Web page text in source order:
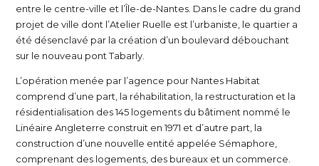
entre le centre-ville et l’Île-de-Nantes. Dans le cadre du grand
projet de ville dont l’Atelier Ruelle est l’urbaniste, le quartier a
été désenclavé par la création d’un boulevard débouchant
sur le nouveau pont Tabarly.
L’opération menée par l’agence pour Nantes Habitat
comprend d’une part, la réhabilitation, la restructuration et la
résidentialisation des 145 logements du bâtiment nommé le
Linéaire Angleterre construit en 1971 et d’autre part, la
construction d’une nouvelle entité appelée Sémaphore,
comprenant des logements, des bureaux et un commerce.